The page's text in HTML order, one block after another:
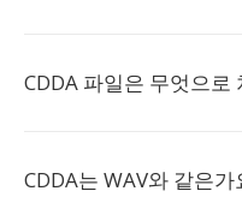
CDDA 파일은 무엇으로
CDDA는 WAV와 같은가